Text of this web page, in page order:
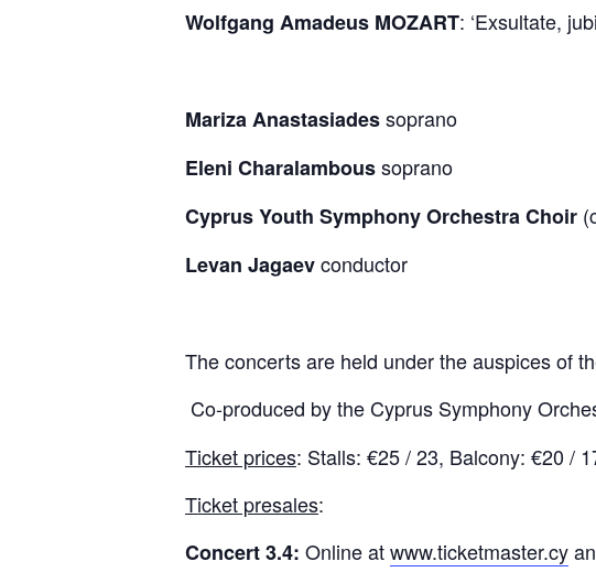
Wolfgang Amadeus MOZART: ‘Exsultate,
Mariza Anastasiadessoprano
Eleni Charalamboussoprano
Cyprus Youth Symphony Orchestra Choir
Levan Jagaevconductor
The concerts are held under the auspices of
Co-produced by the Cyprus Symphony
Ticket prices: Stalls: €25 / 23, Balcony: €20 /
Ticket presales:
Concert 3.4: Online atwww.ticketmaster.cy